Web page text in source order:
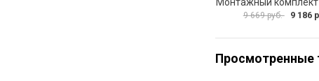
9 669 руб. 9 186
Просмотренные